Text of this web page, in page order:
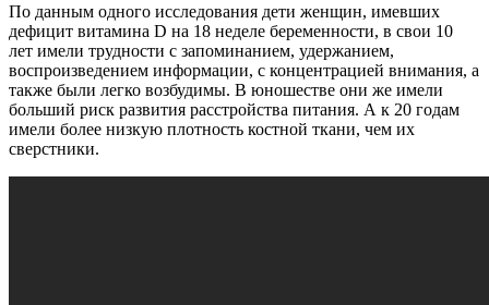
По данным одного исследования дети женщин, имевших
дефицит витамина D на 18 неделе беременности, в свои 10
лет имели трудности с запоминанием, удержанием,
воспроизведением информации, с концентрацией внимания, а
также были легко возбудимы. В юношестве они же имели
больший риск развития расстройства питания. А к 20 годам
имели более низкую плотность костной ткани, чем их
сверстники.